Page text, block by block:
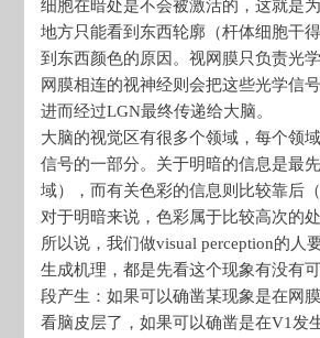
细胞在暗处是不会被激活的，这就是
地方只能看到东西轮廓（杆体细胞干
到东西颜色的原因。视网膜只负责光
网膜相连的视神经则会把这些光学信
进而经过LGN最终传递给大脑。
大脑的视觉区有很多个领域，每个领
信号的一部分。关于明暗的信息是最
域），而有关色彩的信息则比较靠后
对于明暗来说，色彩属于比较高次的处
所以说，我们做visual perception的人
生成机理，都是先看这个现象有没有
段产生：如果可以确凿某现象是在网
看脑皮层了，如果可以确凿是在V1发